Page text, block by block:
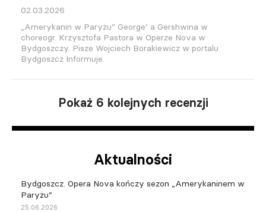
02.03.2026
„Amerykanin w Paryżu” George’ a Gershwina w
choreogr. Krzysztofa Pastora w Operze Nova w
Bydgoszczy. Pisze Wojciech Borakiewicz w portalu
Bydgoszcz Informuje.
Pokaż 6 kolejnych recenzji
Aktualności
Bydgoszcz. Opera Nova kończy sezon „Amerykaninem w
Paryżu”
25.06.2026